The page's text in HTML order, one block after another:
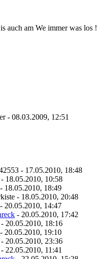
auch am We immer was los !
- 08.03.2009, 12:51
- 17.05.2010, 18:48
- 18.05.2010, 10:58
- 18.05.2010, 18:49
- 18.05.2010, 20:48
- 20.05.2010, 14:47
- 20.05.2010, 17:42
- 20.05.2010, 18:16
- 20.05.2010, 19:10
- 20.05.2010, 23:36
- 22.05.2010, 11:41